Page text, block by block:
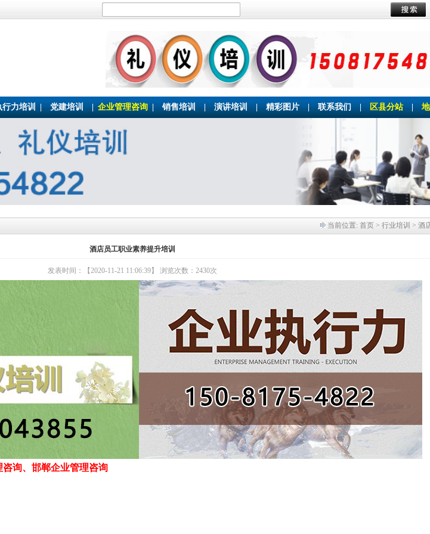
行力培训 党建培训 企业管理咨询 销售培训 演讲培训 精彩图片 联系我们 区县分站
当前位置: 首页 > 行业培训 > 酒
酒店员工职业素养提升培训
发表时间：【2020-11-21 11:06:39】 浏览次数：2430次
询、邯郸企业管理咨询